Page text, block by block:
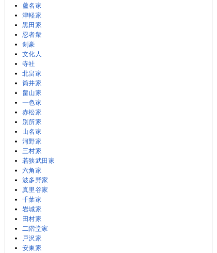
蘆名家
津軽家
黒田家
忍者衆
剣豪
文化人
寺社
北畠家
筒井家
畠山家
一色家
赤松家
別所家
山名家
河野家
三村家
若狭武田家
六角家
波多野家
真里谷家
千葉家
岩城家
田村家
二階堂家
戸沢家
安東家